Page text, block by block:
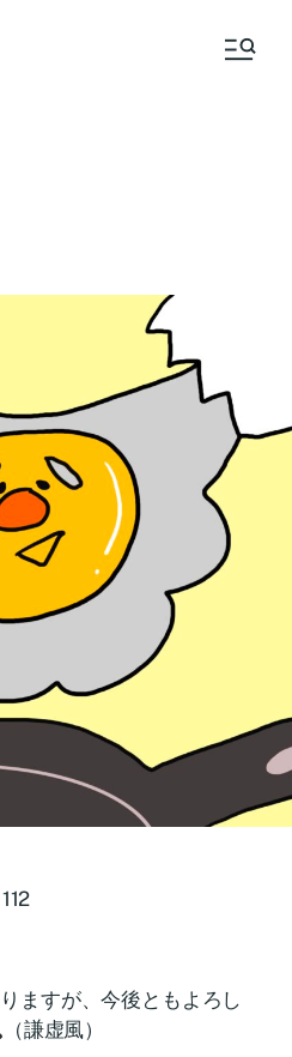
ますが、今後ともよろし
（謙虚風）